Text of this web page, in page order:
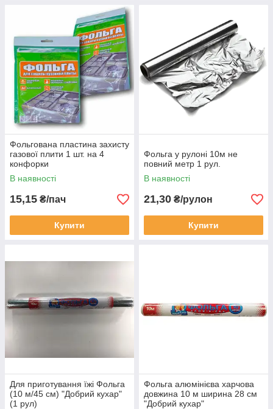
Фольгована пластина захисту
газової плити 1 шт. на 4
конфорки
В наявності
15,15 ₴/пач
Купити
Фольга у рулоні 10м не
повний метр 1 рул.
В наявності
21,30 ₴/рулон
Купити
Для приготування їжі Фольга
(10 м/45 см) "Добрий кухар"
(1 рул)
Фольга алюмінієва харчова
довжина 10 м ширина 28 см
"Добрий кухар"